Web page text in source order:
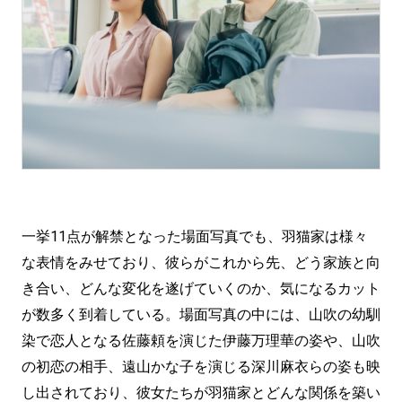
一挙11点が解禁となった場面写真でも、羽猫家は様々
な表情をみせており、彼らがこれから先、どう家族と向
き合い、どんな変化を遂げていくのか、気になるカット
が数多く到着している。場面写真の中には、山吹の幼馴
染で恋人となる佐藤頼を演じた伊藤万理華の姿や、山吹
の初恋の相手、遠山かな子を演じる深川麻衣らの姿も映
し出されており、彼女たちが羽猫家とどんな関係を築い